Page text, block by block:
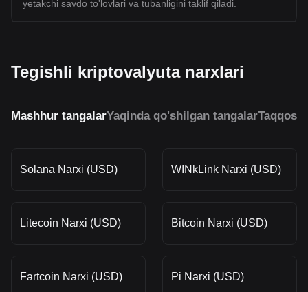
yetakchi savdo to'lovlari va tubanligini taklif qiladi.
Tegishli kriptovalyuta narxlari
Mashhur tangalarYaqinda qo'shilgan tangalar
Solana Narxi (USD) WINkLink Narxi (USD)
Litecoin Narxi (USD) Bitcoin Narxi (USD)
Fartcoin Narxi (USD) Pi Narxi (USD)